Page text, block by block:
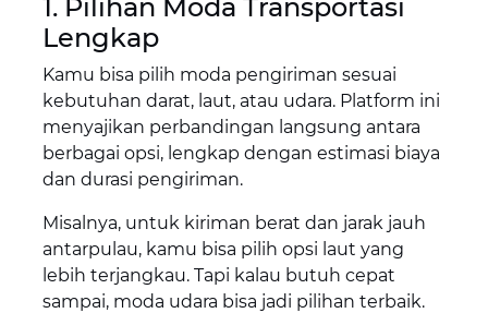
1. Pilihan Moda Transportasi
Lengkap
Kamu bisa pilih moda pengiriman sesuai
kebutuhan darat, laut, atau udara. Platform ini
menyajikan perbandingan langsung antara
berbagai opsi, lengkap dengan estimasi biaya
dan durasi pengiriman.
Misalnya, untuk kiriman berat dan jarak jauh
antarpulau, kamu bisa pilih opsi laut yang
lebih terjangkau. Tapi kalau butuh cepat
sampai, moda udara bisa jadi pilihan terbaik.